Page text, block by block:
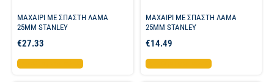
ΜΑΧΑΙΡΙ ΜΕ ΣΠΑΣΤΗ ΛΑΜΑ
25MM STANLEY
€27.33
Προσθήκη στο καλάθι
ΜΑΧΑΙΡΙ ME ΣΠΑΣΤΗ ΛΑΜΑ
25ΜΜ STANLEY
€14.49
Προσθήκη στο καλάθι